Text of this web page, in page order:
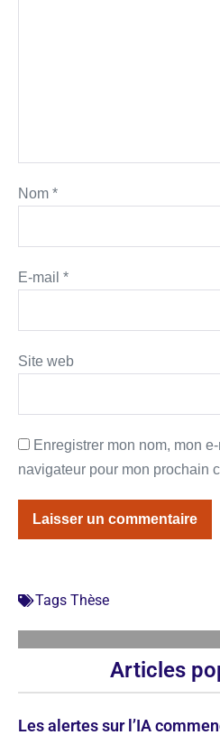
Nom *
E-mail *
Site web
Enregistrer mon nom, mon
navigateur pour mon prochain
Tags Thèse
Articles
Les alertes sur l’IA